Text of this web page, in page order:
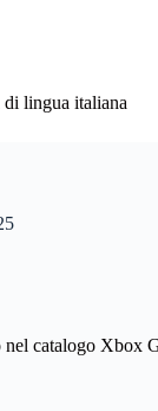
lingua italiana
catalogo Xbox